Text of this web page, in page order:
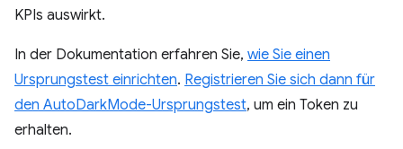
KPIs auswirkt.
In der Dokumentation erfahren Sie, wie Sie einen
Ursprungstest einrichten. Registrieren Sie sich dann für
den AutoDarkMode-Ursprungstest, um ein Token zu
erhalten.